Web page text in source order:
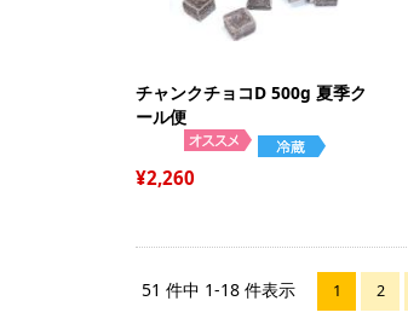
チャンクチョコD 500g 夏季ク
ール便
2,260
51 件中 1-18 件表示 1 2